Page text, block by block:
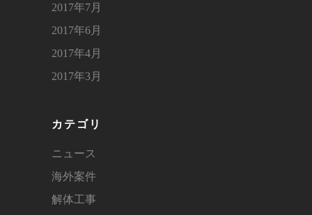
2017年7月
2017年6月
2017年4月
2017年3月
カテゴリ
ニュース
海外案件
解体工事